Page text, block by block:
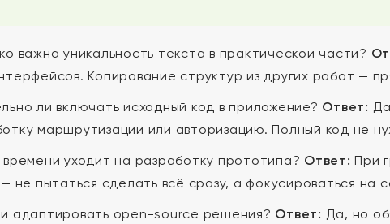
важна уникальность текста в практической части?
Копирование структур из других работ —
ли включать исходный код в приложение? Ответ:
маршрутизации или авторизацию. Полный код не
времени уходит на разработку прототипа? Ответ: При
не пытаться сделать всё сразу, а фокусироваться на
адаптировать open-source решения? Ответ: Да, но